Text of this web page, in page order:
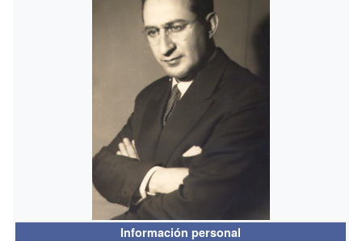
Información personal